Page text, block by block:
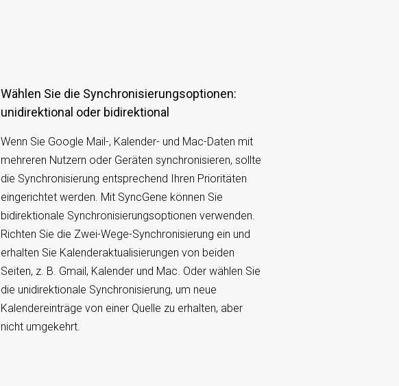
Wählen Sie die Synchronisierungsoptionen:
unidirektional oder bidirektional
Wenn Sie Google Mail-, Kalender- und Mac-Daten mit
mehreren Nutzern oder Geräten synchronisieren, sollte
die Synchronisierung entsprechend Ihren Prioritäten
eingerichtet werden. Mit SyncGene können Sie
bidirektionale Synchronisierungsoptionen verwenden.
Richten Sie die Zwei-Wege-Synchronisierung ein und
erhalten Sie Kalenderaktualisierungen von beiden
Seiten, z. B. Gmail, Kalender und Mac. Oder wählen Sie
die unidirektionale Synchronisierung, um neue
Kalendereinträge von einer Quelle zu erhalten, aber
nicht umgekehrt.